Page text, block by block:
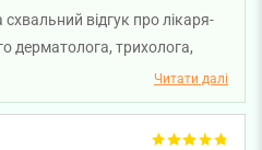
відгук про лікаря-
дерматолога, трихолога,
Олександрівну. Бажаємо
Читати далі